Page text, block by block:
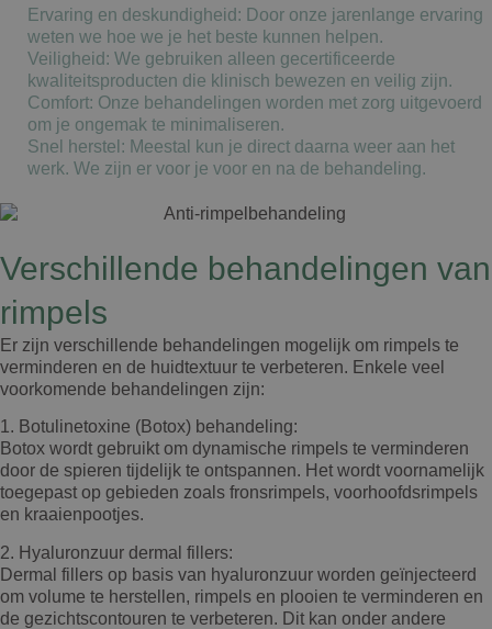
Ervaring en deskundigheid: Door onze jarenlange ervaring
weten we hoe we je het beste kunnen helpen.
Veiligheid: We gebruiken alleen gecertificeerde
kwaliteitsproducten die klinisch bewezen en veilig zijn.
Comfort: Onze behandelingen worden met zorg uitgevoerd
om je ongemak te minimaliseren.
Snel herstel: Meestal kun je direct daarna weer aan het
werk. We zijn er voor je voor en na de behandeling.
Verschillende behandelingen van
rimpels
Er zijn verschillende behandelingen mogelijk om rimpels te
verminderen en de huidtextuur te verbeteren. Enkele veel
voorkomende behandelingen zijn:
1. Botulinetoxine (Botox) behandeling:
Botox wordt gebruikt om dynamische rimpels te verminderen
door de spieren tijdelijk te ontspannen. Het wordt voornamelijk
toegepast op gebieden zoals fronsrimpels, voorhoofdsrimpels
en kraaienpootjes.
2. Hyaluronzuur dermal fillers:
Dermal fillers op basis van hyaluronzuur worden geïnjecteerd
om volume te herstellen, rimpels en plooien te verminderen en
de gezichtscontouren te verbeteren. Dit kan onder andere